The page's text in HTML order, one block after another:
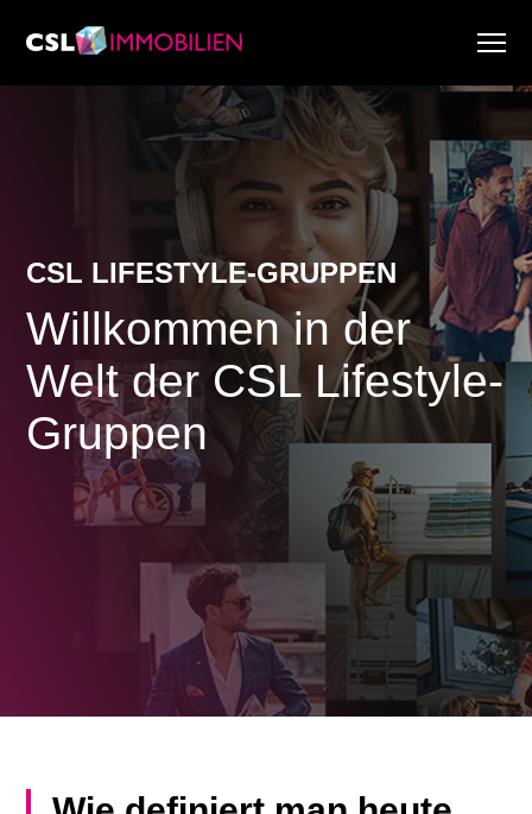
Immobiliensuche
Karriere
Dienstleistungen
Research & Marktberichte
CSL LIFESTYLE-GRUPPEN
Willkommen in der
Welt der CSL Lifestyle-
Gruppen